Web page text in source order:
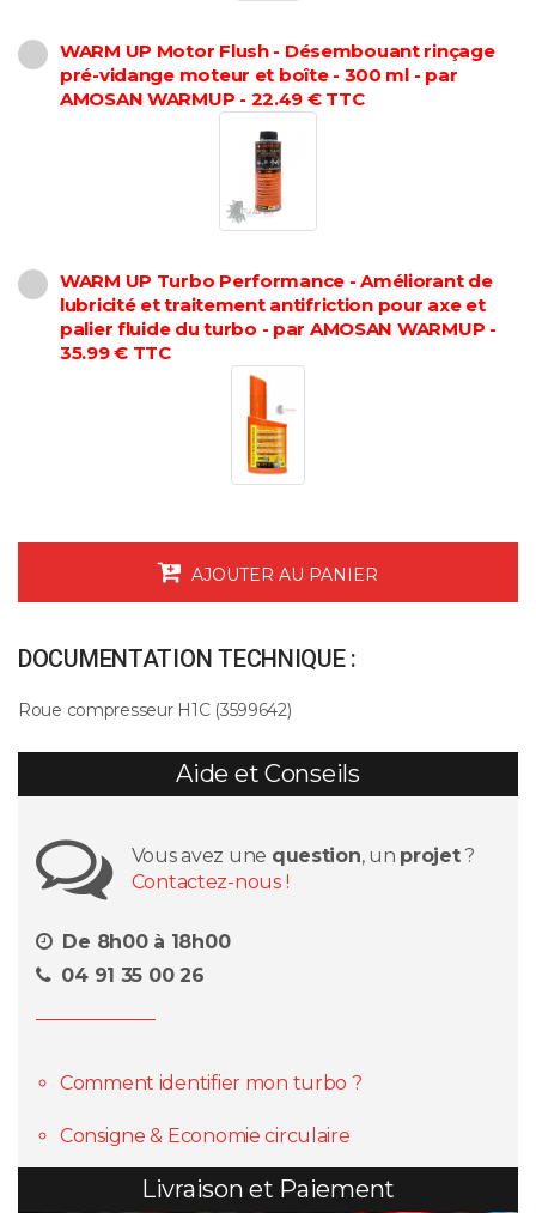
WARM UP Motor Flush - Désembouant rinçage
pré-vidange moteur et boîte - 300 ml - par
AMOSAN WARMUP - 22.49 € TTC
WARM UP Turbo Performance - Améliorant de
lubricité et traitement antifriction pour axe et
palier fluide du turbo - par AMOSAN WARMUP -
35.99 € TTC
AJOUTER AU PANIER
DOCUMENTATION TECHNIQUE :
Roue compresseur H1C (3599642)
Aide et Conseils
Vous avez une question, un projet?
Contactez-nous !
De 8h00 à 18h00
04 91 35 00 26
Comment identifier mon turbo ?
Consigne & Economie circulaire
Livraison et Paiement